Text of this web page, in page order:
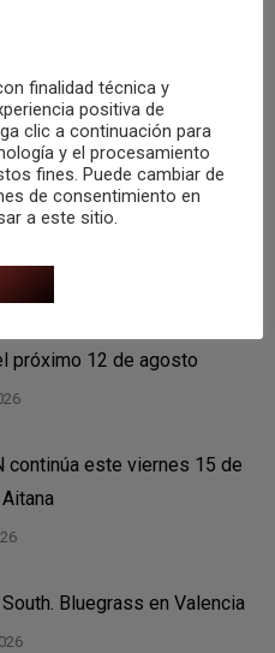
Publicación
siguiente:
nuevo album en los
de Abril
próximo 12 de agosto
continúa este viernes 15 de
Bluegrass en Valencia
finalidad técnica y
positiva de
clic a continuación para
y el procesamiento
fines. Puede cambiar de
de consentimiento en
a este sitio.